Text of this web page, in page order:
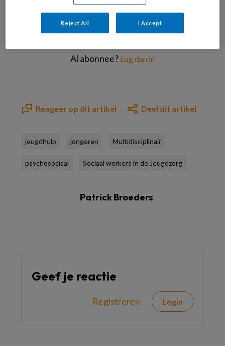
Bekijk de mogelijkheden
Al abonnee? Log dan in
Reageer op dit artikel Deel dit artikel
jeugdhulp jongeren Multidisciplinair
psychosociaal Sociaal werkers in de Jeugdzorg
Patrick Broeders
Geef je reactie
Registreren Login
Reject All I Accept